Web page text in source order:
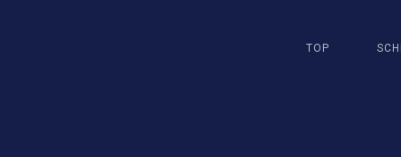
TOP